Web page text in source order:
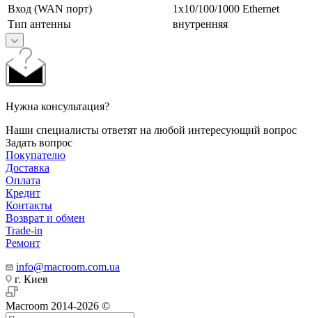
Вход (WAN порт)
1x10/100/1000 Ethernet
Тип антенны
внутренняя
Нужна консультация?
Наши специалисты ответят на любой интересующий вопрос
Задать вопрос
Покупателю
Доставка
Оплата
Кредит
Контакты
Возврат и обмен
Trade-in
Ремонт
info@macroom.com.ua
г. Киев
Macroom 2014-2026 ©